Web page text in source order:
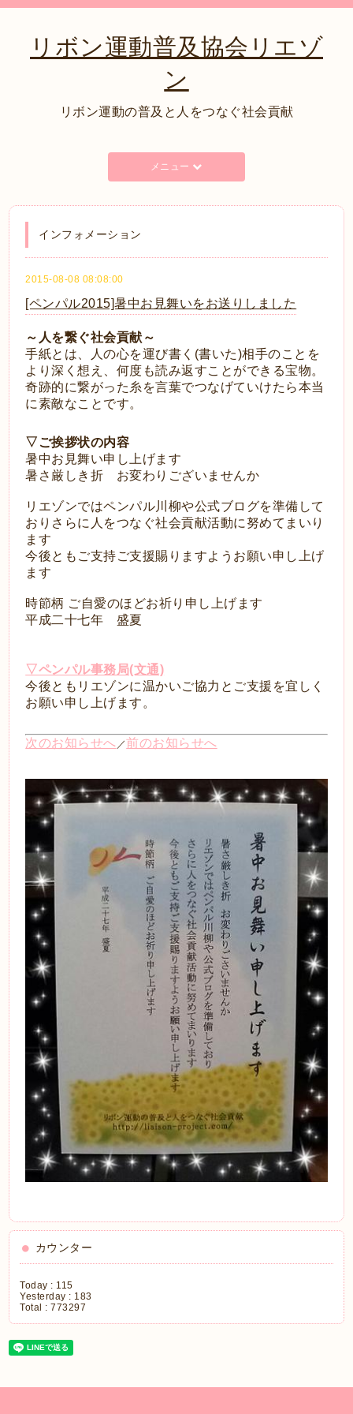
リボン運動普及協会リエゾ
ン
リボン運動の普及と人をつなぐ社会貢献
メニュー
インフォメーション
2015-08-08 08:08:00
[ペンパル2015]暑中お見舞いをお送りしました
～人を繋ぐ社会貢献～
手紙とは、人の心を運び書く(書いた)相手のことを
より深く想え、何度も読み返すことができる宝物。
奇跡的に繋がった糸を言葉でつなげていけたら本当
に素敵なことです。
▽ご挨拶状の内容
暑中お見舞い申し上げます
暑さ厳しき折 お変わりございませんか
リエゾンではペンパル川柳や公式ブログを準備して
おりさらに人をつなぐ社会貢献活動に努めてまいり
ます
今後ともご支持ご支援賜りますようお願い申し上げ
ます
時節柄 ご自愛のほどお祈り申し上げます
平成二十七年 盛夏
▽ペンパル事務局(文通)
今後ともリエゾンに温かいご協力とご支援を宜しく
お願い申し上げます。
次のお知らせへ ／前のお知らせへ
カウンター
Today : 115
Yesterday : 183
Total :773297